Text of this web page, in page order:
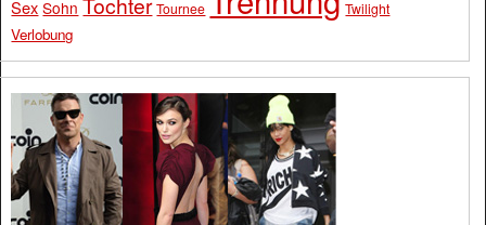
Sex Sohn Tournee Twilight
Verlobung